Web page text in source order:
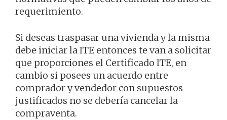
requerimiento.
Si deseas traspasar una vivienda y la misma
debe iniciar la ITE entonces te van a solicitar
que proporciones el Certificado ITE, en
cambio si posees un acuerdo entre
comprador y vendedor con supuestos
justificados no se debería cancelar la
compraventa.